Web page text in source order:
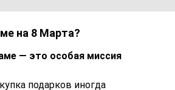
на 8 Марта?
— это особая миссия
подарков иногда